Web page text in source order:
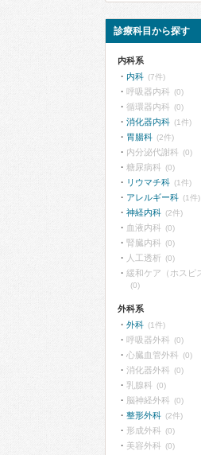
診療科目から探す
内科系
内科 (7件)
呼吸器内科 (0)
循環器内科 (0)
消化器内科 (1件)
胃腸科 (2件)
内分泌代謝科 (0)
糖尿病科 (0)
リウマチ科 (1件)
アレルギー科 (1件)
神経内科 (2件)
血液内科 (0)
腎臓内科 (0)
人工透析 (0)
緩和ケア（ホスピ
(0)
外科系
外科 (1件)
呼吸器外科 (0)
心臓血管外科 (0)
消化器外科 (0)
乳腺科 (0)
脳神経外科 (0)
整形外科 (2件)
形成外科 (0)
美容外科 (0)